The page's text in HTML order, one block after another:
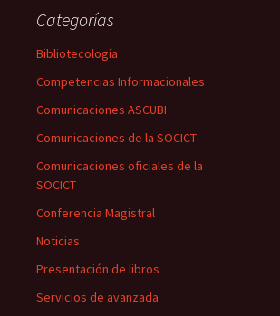
Categorías
Bibliotecología
Competencias Informacionales
Comunicaciones ASCUBI
Comunicaciones de la SOCICT
Comunicaciones oficiales de la
SOCICT
Conferencia Magistral
Noticias
Presentación de libros
Servicios de avanzada